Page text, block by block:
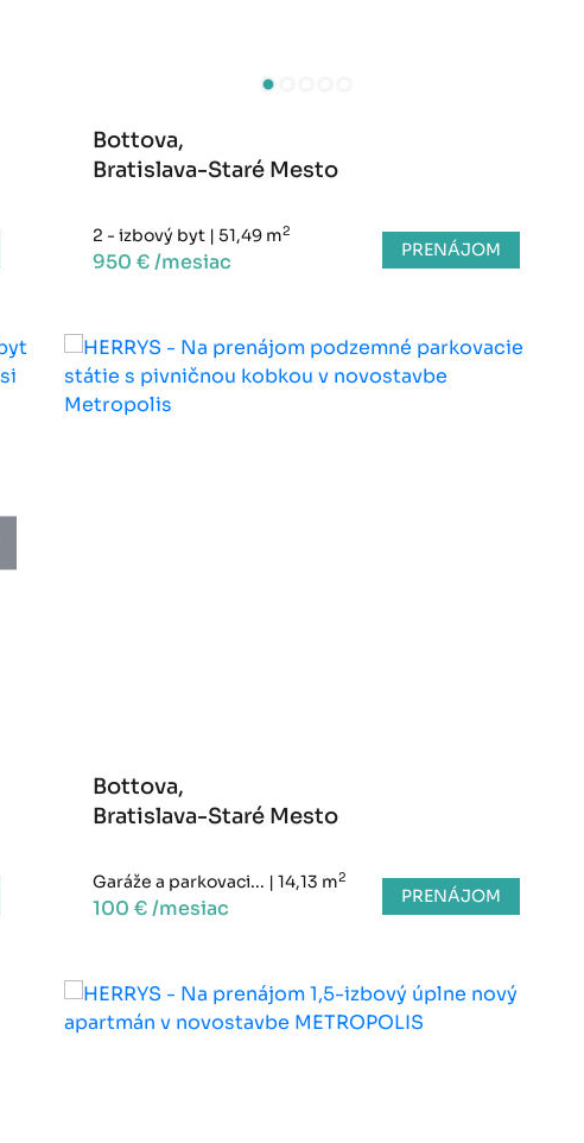
Bottova,
Bratislava-Staré Mesto
2 - izbový byt | 51,49 m2
950 € /mesiac PRENÁJOM
Bottova,
Bratislava-Staré Mesto
Garáže a parkovaci... | 14,13 m2
100 € /mesiac PRENÁJOM